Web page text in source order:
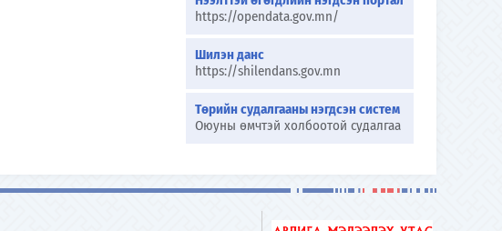
https://opendata.gov.mn/
Шилэн данс
https://shilendans.gov.mn
Төрийн судалгааны нэгдсэн систем
Оюуны өмчтэй холбоотой судалгаа